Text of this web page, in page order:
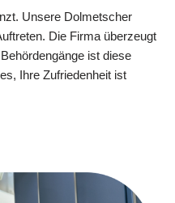
Unsere Dolmetscher
Die Firma überzeugt
ist diese
Ihre Zufriedenheit ist